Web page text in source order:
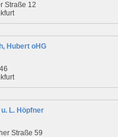
Straße 12
Hubert oHG
L. Höpfner
Straße 59